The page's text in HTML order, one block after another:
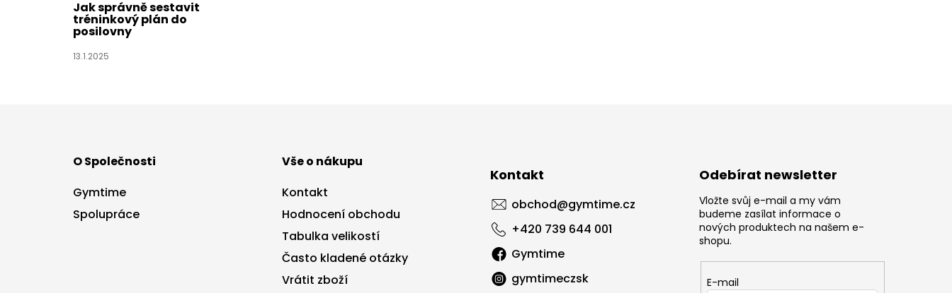
Jak správně sestavit
tréninkový plán do
posilovny
13.1.2025
O Společnosti
Gymtime
Spolupráce
Vše o nákupu
Kontakt
Hodnocení obchodu
Tabulka velikostí
Často kladené otázky
Vrátit zboží
Kontakt
obchod@gymtime.cz
+420 739 644 001
Gymtime
gymtimeczsk
Odebírat newsletter
Vložte svůj e-mail a my vám
budeme zasílat informace o
nových produktech na našem e-
shopu.
E-mail